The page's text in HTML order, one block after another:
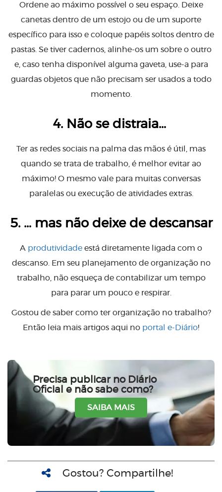
Ordene ao máximo possível o seu espaço. Deixe
canetas dentro de um estojo ou de um suporte
específico para isso e coloque papéis soltos dentro de
pastas. Se tiver cadernos, alinhe-os um sobre o outro
e, caso tenha disponível alguma gaveta, use-a para
guardas objetos que não precisam ser usados a todo
momento.
4. Não se distraia…
Ter as redes sociais na palma das mãos é útil, mas
quando se trata de trabalho, é melhor evitar ao
máximo! O mesmo vale para muitas conversas
paralelas ou execução de atividades extras.
5. … mas não deixe de descansar
A produtividade está diretamente ligada com o
descanso. Em seu planejamento de organização no
trabalho, não esqueça de contabilizar um tempo
para parar um pouco e respirar.
Gostou de saber como ter organização no trabalho?
Então leia mais artigos aqui no portal e-Diário!
Precisa publicar no Diário
Oficial e não sabe como?
SAIBA MAIS
Gostou? Compartilhe!